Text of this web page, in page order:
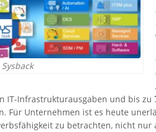
IT-Infrastrukturausgaben und bis zu
Für Unternehmen ist es heute
zu betrachten, nicht nur